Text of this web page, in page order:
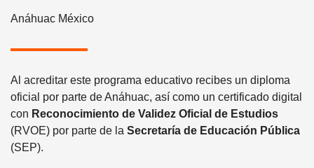
Anáhuac México
Al acreditar este programa educativo recibes un diploma
oficial por parte de Anáhuac, así como un certificado digital
con Reconocimiento de Validez Oficial de Estudios
(RVOE) por parte de la Secretaría de Educación Pública
(SEP).